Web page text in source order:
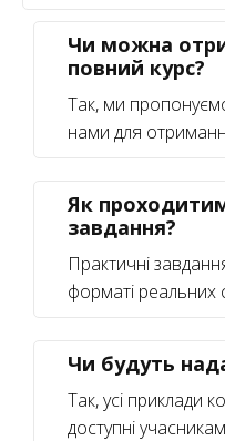
Чи можна
повний курс?
Так, ми
нами для
Як
завдання?
Практичні
форматі реальних
Чи будуть
Так, усі приклади
доступні